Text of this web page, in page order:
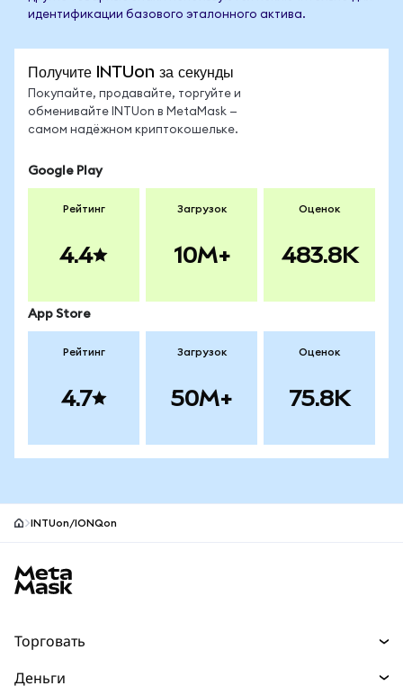
идентификации базового эталонного актива.
Получите INTUon за секунды
Покупайте, продавайте, торгуйте и
обменивайте INTUon в MetaMask —
самом надёжном криптокошельке.
Google Play
Рейтинг
4.4
Загрузок
10M+
Оценок
483.8K
App Store
Рейтинг
4.7
Загрузок
50M+
Оценок
75.8K
INTUon/IONQon
Торговать
Деньги